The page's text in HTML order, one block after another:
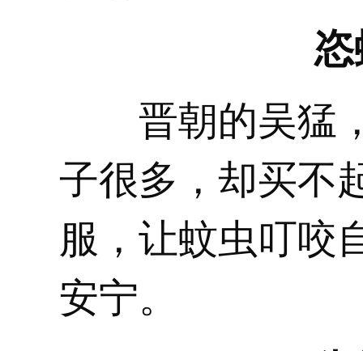
晋朝的吴猛，
子很多，却买不
服，让蚊虫叮咬
安宁。